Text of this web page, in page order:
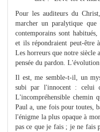
Pour les auditeurs du
marcher un paralytique
contemporains sont habitués,
et ils répondraient peut-être
Les horreurs que notre siècle
pensée du pardon.
Il est, me semble-t-il, un
subi par l'innocent : celui
L'incompréhensible chemin
Paul a, une fois pour toutes,
l'énigme la plus opaque à
pas ce que je fais ; je ne fais